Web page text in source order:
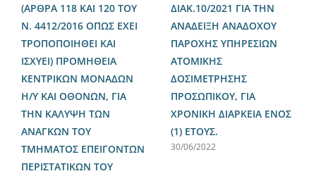
(ΑΡΘΡΑ 118 ΚΑΙ 120 ΤΟΥ
Ν. 4412/2016 ΟΠΩΣ ΕΧΕΙ
ΤΡΟΠΟΠΟΙΗΘΕΙ ΚΑΙ
ΙΣΧΥΕΙ) ΠΡΟΜΗΘΕΙΑ
ΚΕΝΤΡΙΚΩΝ ΜΟΝΑΔΩΝ
Η/Υ ΚΑΙ ΟΘΟΝΩΝ, ΓΙΑ
ΤΗΝ ΚΑΛΥΨΗ ΤΩΝ
ΑΝΑΓΚΩΝ ΤΟΥ
ΤΜΗΜΑΤΟΣ ΕΠΕΙΓΟΝΤΩΝ
ΠΕΡΙΣΤΑΤΙΚΩΝ ΤΟΥ
ΔΙΑΚ.10/2021 ΓΙΑ ΤΗΝ
ΑΝΑΔΕΙΞΗ ΑΝΑΔΟΧΟΥ
ΠΑΡΟΧΗΣ ΥΠΗΡΕΣΙΩΝ
ΑΤΟΜΙΚΗΣ
ΔΟΣΙΜΕΤΡΗΣΗΣ
ΠΡΟΣΩΠΙΚΟΥ, ΓΙΑ
ΧΡΟΝΙΚΗ ΔΙΑΡΚΕΙΑ ΕΝΟΣ
(1) ΕΤΟΥΣ.
30/06/2022